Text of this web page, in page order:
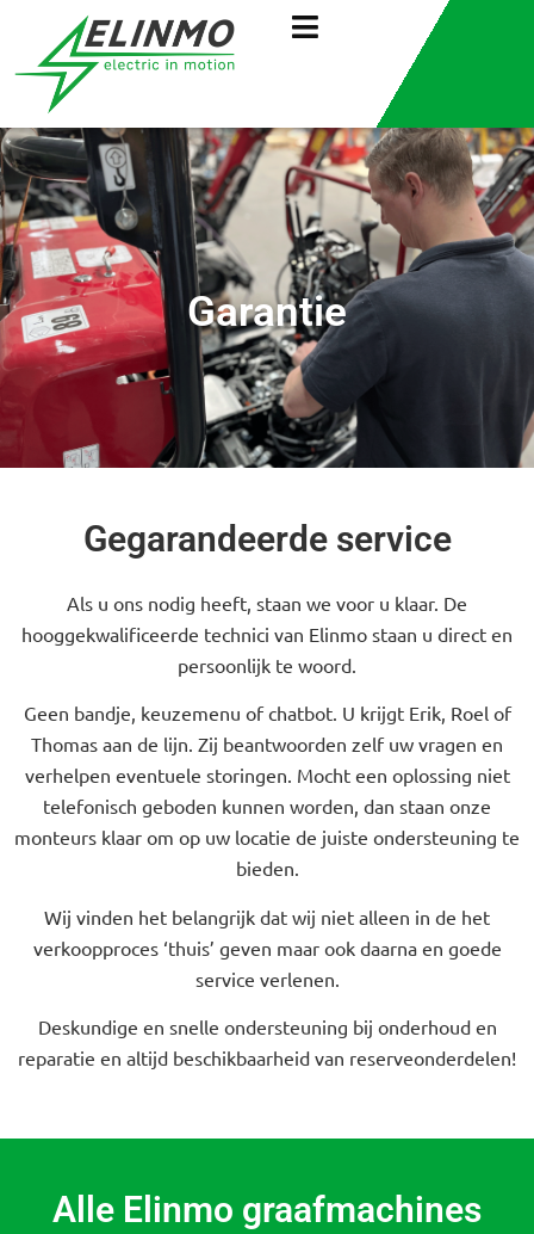
Garantie
Gegarandeerde service
Als u ons nodig heeft, staan we voor u klaar. De
hooggekwalificeerde technici van Elinmo staan u direct en
persoonlijk te woord.
Geen bandje, keuzemenu of chatbot. U krijgt Erik, Roel of
Thomas aan de lijn. Zij beantwoorden zelf uw vragen en
verhelpen eventuele storingen. Mocht een oplossing niet
telefonisch geboden kunnen worden, dan staan onze
monteurs klaar om op uw locatie de juiste ondersteuning te
bieden.
Wij vinden het belangrijk dat wij niet alleen in de het
verkoopproces ‘thuis’ geven maar ook daarna en goede
service verlenen.
Deskundige en snelle ondersteuning bij onderhoud en
reparatie en altijd beschikbaarheid van reserveonderdelen!
Alle Elinmo graafmachines